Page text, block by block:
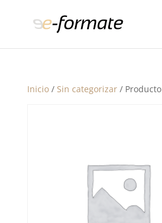
Inicio/ Sin categorizar/ Producto